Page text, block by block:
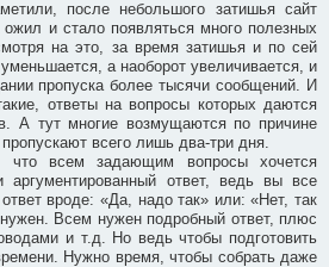
после небольшого затишья сайт
и стало появляться много полезных
на это, за время затишья и по сей
а наоборот увеличивается, и
пропуска более тысячи сообщений. И
ответы на вопросы которых даются
А тут многие возмущаются по причине
всего лишь два-три дня.
что всем задающим вопросы хочется
аргументированный ответ, ведь вы все
вроде: «Да, надо так» или: «Нет, так
Всем нужен подробный ответ, плюс
и т.д. Но ведь чтобы подготовить
Нужно время, чтобы собрать даже